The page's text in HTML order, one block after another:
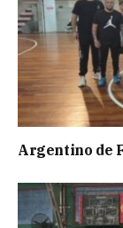
Argentino de